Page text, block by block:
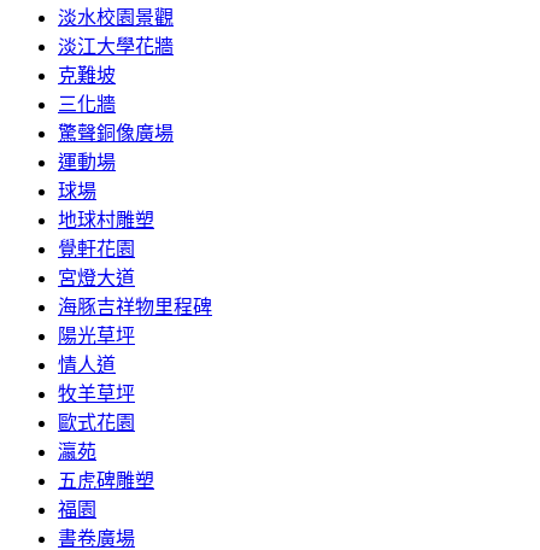
淡水校園景觀
淡江大學花牆
克難坡
三化牆
驚聲銅像廣場
運動場
球場
地球村雕塑
覺軒花園
宮燈大道
海豚吉祥物里程碑
陽光草坪
情人道
牧羊草坪
歐式花園
瀛苑
五虎碑雕塑
福園
書卷廣場